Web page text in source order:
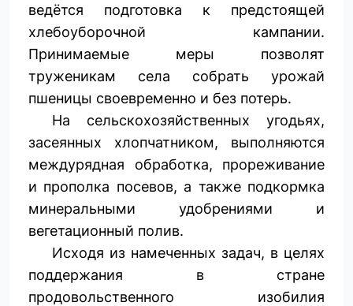
ведётся подготовка к предстоящей
хлебоуборочной кампании.
Принимаемые меры позволят
труженикам села собрать урожай
пшеницы своевременно и без потерь.
На сельскохозяйственных угодьях,
засеянных хлопчатником, выполняются
междурядная обработка, прореживание
и прополка посевов, а также подкормка
минеральными удобрениями и
вегетационный полив.
Исходя из намеченных задач, в целях
поддержания в стране
продовольственного изобилия